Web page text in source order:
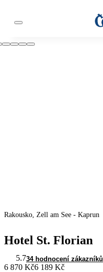
Rakousko, Zell am See - Kaprun
Hotel St. Florian
5.734 hodnocení zákazníků
6 870 Kč6 189 Kč